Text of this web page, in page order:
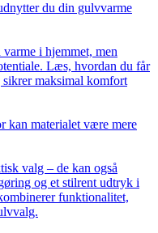
du din gulvvarme
i hjemmet, men
Læs, hvordan du får
maksimal komfort
kan materialet være mere
valg – de kan også
og et stilrent udtryk i
funktionalitet,